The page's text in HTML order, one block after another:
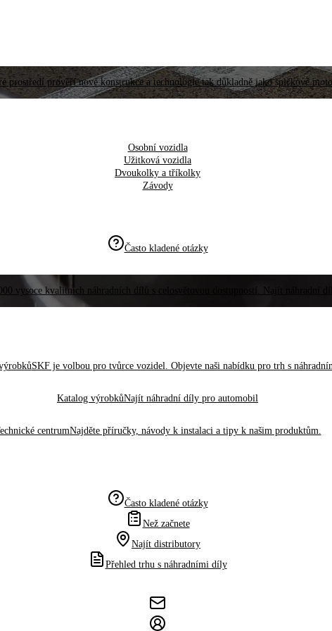
prostředí prověří nové konstrukce a technologie tak důkladně jako špičkové
Osobní vozidla
Užitková vozidla
Dvoukolky a tříkolky
Závody
Často kladené otázky
vysoce kvalitních náhradních dílů s celosvětovou dostupností. Najít náhradní
SKF je volbou pro tvůrce vozidel. Objevte naši nabídku pro trh s
Katalog výrobkůNajít náhradní díly pro automobil
centrumNajděte příručky, návody k instalaci a tipy k našim produktům.
Často kladené otázky
Než začnete
Najít distributory
Přehled trhu s náhradními díly